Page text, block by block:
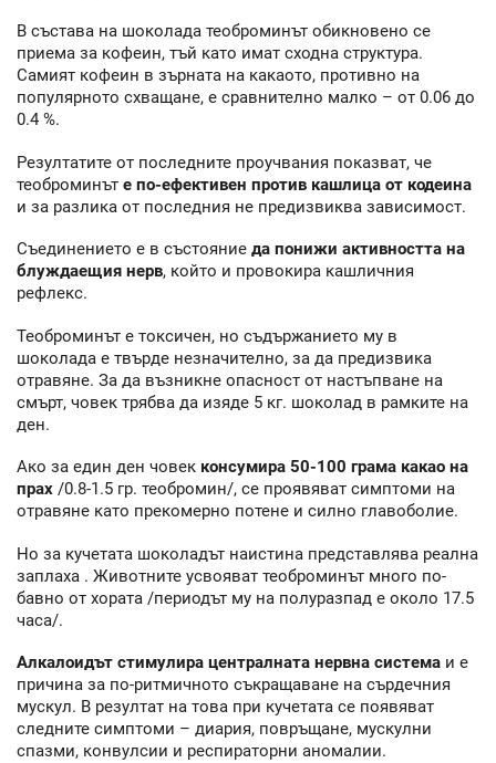
В състава на шоколада теоброминът обикновено се
приема за кофеин, тъй като имат сходна структура.
Самият кофеин в зърната на какаото, противно на
популярното схващане, е сравнително малко – от 0.06 до
0.4 %.
Резултатите от последните проучвания показват, че
теоброминът е по-ефективен против кашлица от кодеина
и за разлика от последния не предизвиква зависимост.
Съединението е в състояние да понижи активността на
блуждаещия нерв, който и провокира кашличния
рефлекс.
Теоброминът е токсичен, но съдържанието му в
шоколада е твърде незначително, за да предизвика
отравяне. За да възникне опасност от настъпване на
смърт, човек трябва да изяде 5 кг. шоколад в рамките на
ден.
Ако за един ден човек консумира 50-100 грама какао на
прах /0.8-1.5 гр. теобромин/, се проявяват симптоми на
отравяне като прекомерно потене и силно главоболие.
Но за кучетата шоколадът наистина представлява реална
заплаха . Животните усвояват теоброминът много по-
бавно от хората /периодът му на полуразпад е около 17.5
часа/.
Алкалоидът стимулира централната нервна система и е
причина за по-ритмичното съкращаване на сърдечния
мускул. В резултат на това при кучетата се появяват
следните симптоми – диария, повръщане, мускулни
спазми, конвулсии и респираторни аномалии.